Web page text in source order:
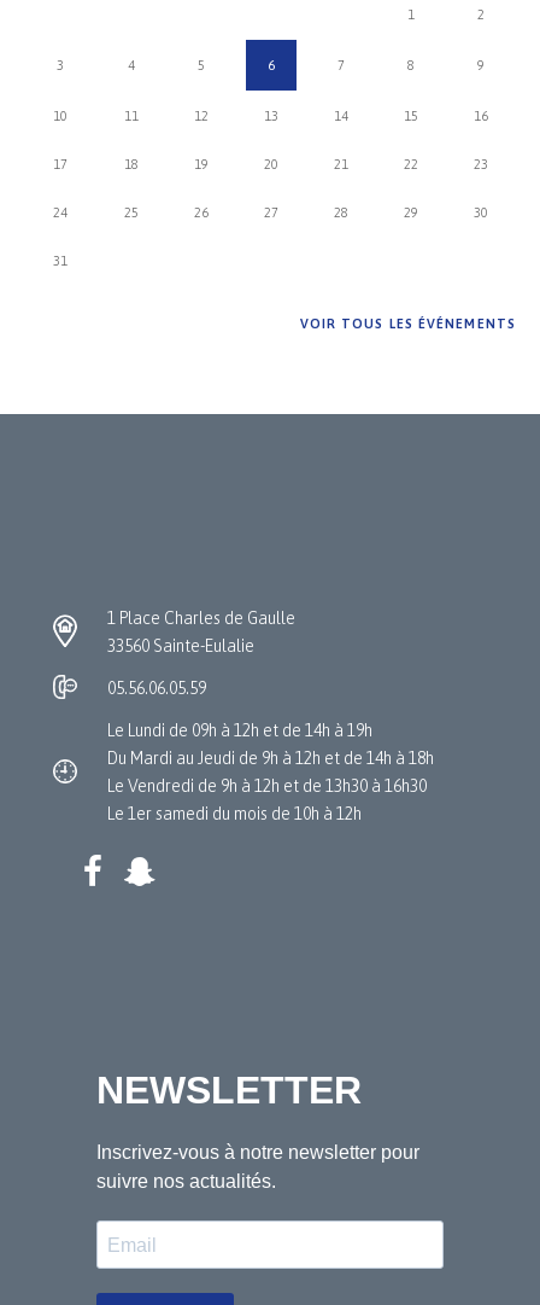
1 2
3 4 5 6 7 8 9
10 11 12 13 14 15 16
17 18 19 20 21 22 23
24 25 26 27 28 29 30
31
VOIR TOUS LES ÉVÉNEMENTS
1 Place Charles de Gaulle
33560 Sainte-Eulalie
05.56.06.05.59
Le Lundi de 09h à 12h et de 14h à 19h
Du Mardi au Jeudi de 9h à 12h et de 14h à 18h
Le Vendredi de 9h à 12h et de 13h30 à 16h30
Le 1er samedi du mois de 10h à 12h